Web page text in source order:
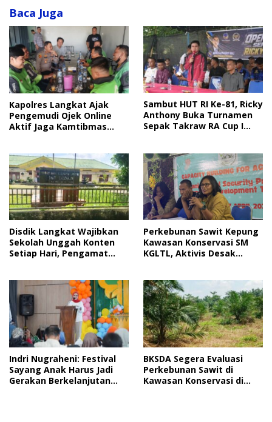
Baca Juga
Kapolres Langkat Ajak
Pengemudi Ojek Online
Aktif Jaga Kamtibmas
Sambut HUT RI Ke-81, Ricky
Anthony Buka Turnamen
Sepak Takraw RA Cup I
Disdik Langkat Wajibkan
Sekolah Unggah Konten
Setiap Hari, Pengamat
Perkebunan Sawit Kepung
Kawasan Konservasi SM
KGLTL, Aktivis Desak
Indri Nugraheni: Festival
Sayang Anak Harus Jadi
Gerakan Berkelanjutan
BKSDA Segera Evaluasi
Perkebunan Sawit di
Kawasan Konservasi di